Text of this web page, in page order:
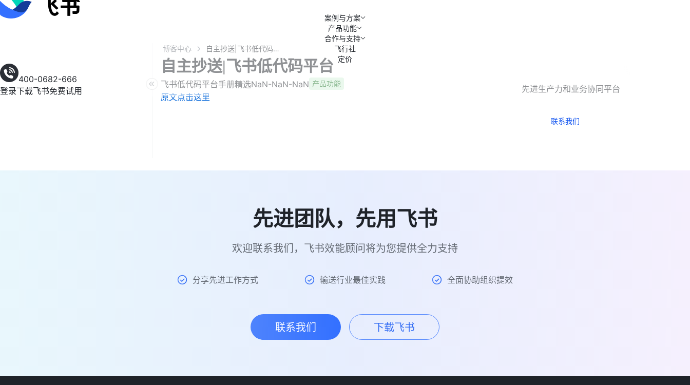
案例与方案
产品功能
合作与支持
飞行社
定价
400-0682-666
登录下载飞书免费试用
博客中心 自主抄送|飞书低代码平台
自主抄送|飞书低代码平台
飞书低代码平台手册精选NaN-NaN-NaN 产品功能
原文点击这里
先进生产力和业务协同平台
联系我们
先进团队，先用飞书
欢迎联系我们，飞书效能顾问将为您提供全力支持
分享先进工作方式 输送行业最佳实践 全面协助组织提效
联系我们 下载飞书